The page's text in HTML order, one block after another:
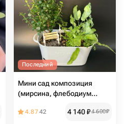
Последний
Мини сад композиция
(мирсина, флебодиум
фиджийская)
4.8742 4 140₽4 600₽